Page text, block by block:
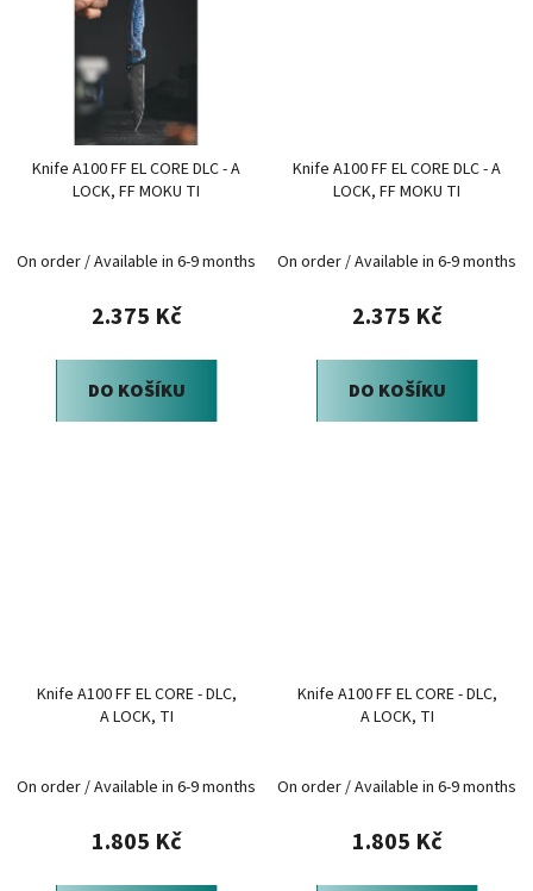
Knife A100 FF EL CORE DLC - A
LOCK, FF MOKU TI
On order / Available in 6-9 months
2.375 Kč
DO KOŠÍKU
Knife A100 FF EL CORE DLC - A
LOCK, FF MOKU TI
On order / Available in 6-9 months
2.375 Kč
DO KOŠÍKU
Knife A100 FF EL CORE - DLC,
A LOCK, TI
On order / Available in 6-9 months
1.805 Kč
Knife A100 FF EL CORE - DLC,
A LOCK, TI
On order / Available in 6-9 months
1.805 Kč